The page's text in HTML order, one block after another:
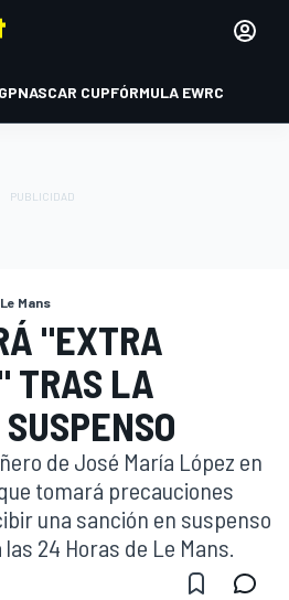
NASCAR CUPFÓRMULA EWRC
Mans
"EXTRA
TRAS LA
de José María López en
tomará precauciones
una sanción en suspenso
24 Horas de Le Mans.